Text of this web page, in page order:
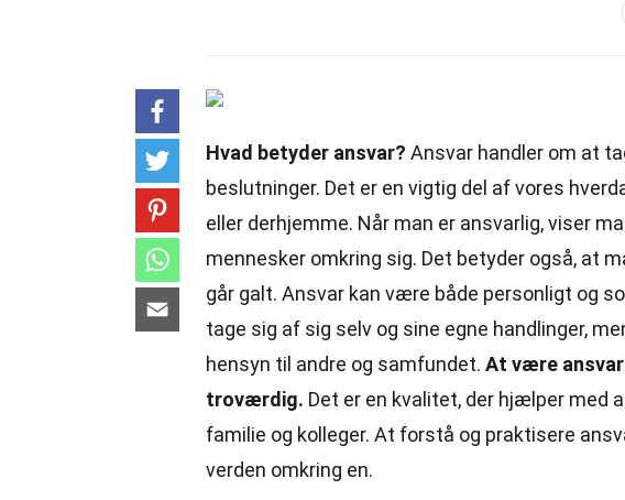
Hvad betyder ansvar? Ansvar handler om at
beslutninger. Det er en vigtig del af vores
eller derhjemme. Når man er ansvarlig, viser
mennesker omkring sig. Det betyder også, at
går galt. Ansvar kan være både personligt og
tage sig af sig selv og sine egne handlinger,
hensyn til andre og samfundet. At være
troværdig. Det er en kvalitet, der hjælper med
familie og kolleger. At forstå og praktisere
verden omkring en.